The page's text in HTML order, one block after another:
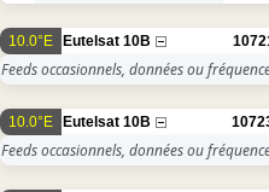
10.0°E Eutelsat 10B
Feeds occasionnels, données ou
10.0°E Eutelsat 10B
Feeds occasionnels, données ou